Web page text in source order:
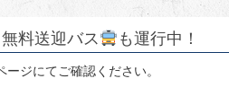
料送迎バス も運行中！
ジにてご確認ください。